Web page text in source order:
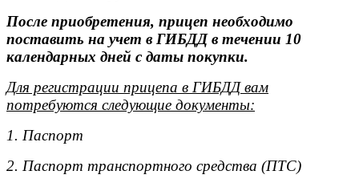
После приобретения, прицеп необходимо
поставить на учет в ГИБДД в течении 10
календарных дней с даты покупки.
Для регистрации прицепа в ГИБДД вам
потребуются следующие документы:
1. Паспорт
2. Паспорт транспортного средства (ПТС)